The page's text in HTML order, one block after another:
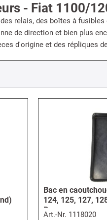
- Fiat 1100/
relais, des boîtes à
de direction et bien plus
d'origine et des répliques
Bac en
124, 125, 127,
R
Art.-Nr. 1118020